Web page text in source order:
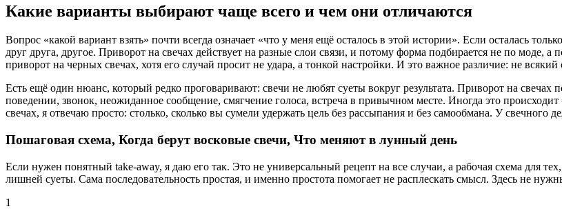
Какие варианты выбирают чаще всего и чем они отличаются
Вопрос «какой вариант взять» почти всегда означает «что у меня ещё осталось в этой истории». Если осталась
друг друга, другое. Приворот на свечах действует на разные слои связи, и потому форма подбирается не по моде,
приворот на черных свечах, хотя его случай просит не удара, а тонкой настройки. И это важное различие: не
Есть ещё один нюанс, который редко проговаривают: свечи не любят суеты вокруг результата. Приворот на свечах
поведении, звонок, неожиданное сообщение, смягчение голоса, встреча в привычном месте. Иногда это
свечах, я отвечаю просто: столько, сколько вы сумели удержать цель без рассыпания и без самообмана. У свечного
Пошаговая схема, Когда берут восковые свечи, Что меняют в лунный день
Если нужен понятный take-away, я даю его так. Это не универсальный рецепт на все случаи, а рабочая схема для
лишней суеты. Сама последовательность простая, и именно простота помогает не расплескать смысл. Здесь не
1